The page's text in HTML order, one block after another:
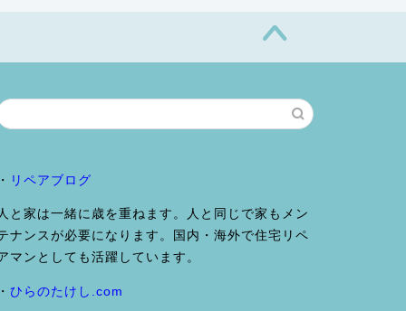
リペアブログ
と家は一緒に歳を重ねます。人と同じで家もメン
ナンスが必要になります。国内・海外で住宅リペ
マンとしても活躍しています。
ひらのたけし.com